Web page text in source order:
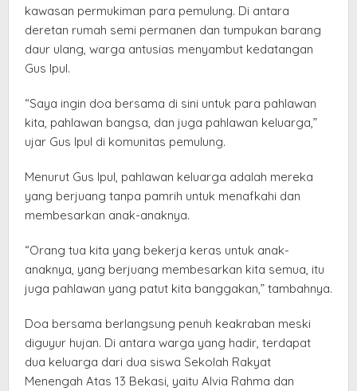
kawasan permukiman para pemulung. Di antara
deretan rumah semi permanen dan tumpukan barang
daur ulang, warga antusias menyambut kedatangan
Gus Ipul.
“Saya ingin doa bersama di sini untuk para pahlawan
kita, pahlawan bangsa, dan juga pahlawan keluarga,”
ujar Gus Ipul di komunitas pemulung.
Menurut Gus Ipul, pahlawan keluarga adalah mereka
yang berjuang tanpa pamrih untuk menafkahi dan
membesarkan anak-anaknya.
“Orang tua kita yang bekerja keras untuk anak-
anaknya, yang berjuang membesarkan kita semua, itu
juga pahlawan yang patut kita banggakan,” tambahnya.
Doa bersama berlangsung penuh keakraban meski
diguyur hujan. Di antara warga yang hadir, terdapat
dua keluarga dari dua siswa Sekolah Rakyat
Menengah Atas 13 Bekasi, yaitu Alvia Rahma dan